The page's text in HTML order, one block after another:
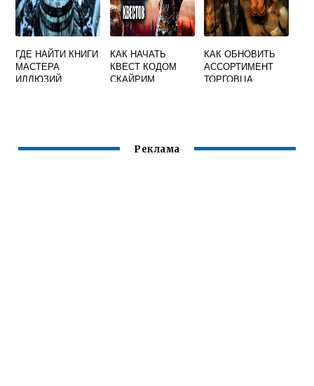
ГДЕ НАЙТИ КНИГИ
МАСТЕРА
ИЛЛЮЗИЙ
КАК НАЧАТЬ
КВЕСТ КОДОМ
СКАЙРИМ
КАК ОБНОВИТЬ
АССОРТИМЕНТ
ТОРГОВЦА
Реклама